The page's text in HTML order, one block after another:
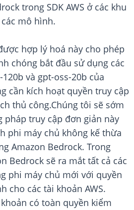
trong SDK AWS ở các khu
mô hình.
hợp lý hoá này cho phép
chóng bắt đầu sử dụng các
và gpt-oss-20b của
cần kích hoạt quyền truy cập
thủ công.Chúng tôi sẽ sớm
pháp truy cập đơn giản này
phi máy chủ không kế thừa
Amazon Bedrock. Trong
Bedrock sẽ ra mắt tất cả các
phi máy chủ mới với quyền
cho các tài khoản AWS.
có toàn quyền kiểm